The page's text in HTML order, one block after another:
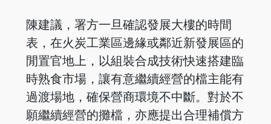
陳建議，署方一旦確認發展大樓的時間
表，在火炭工業區邊緣或鄰近新發展區的
閒置官地上，以組裝合成技術快速搭建臨
時熟食市場，讓有意繼續經營的檔主能有
過渡場地，確保營商環境不中斷。對於不
願繼續經營的攤檔，亦應提出合理補償方